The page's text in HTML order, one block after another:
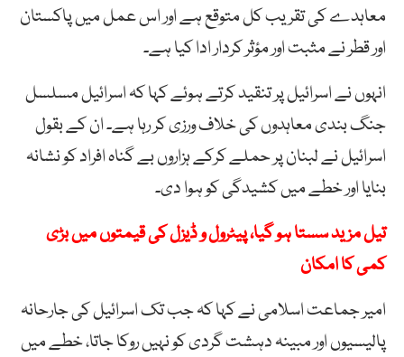
معاہدے کی تقریب کل متوقع ہے اور اس عمل میں پاکستان
اور قطر نے مثبت اور مؤثر کردار ادا کیا ہے۔
انہوں نے اسرائیل پر تنقید کرتے ہوئے کہا کہ اسرائیل مسلسل
جنگ بندی معاہدوں کی خلاف ورزی کر رہا ہے۔ ان کے بقول
اسرائیل نے لبنان پر حملے کرکے ہزاروں بے گناہ افراد کو نشانہ
بنایا اور خطے میں کشیدگی کو ہوا دی۔
تیل مزید سستا ہو گیا، پیٹرول و ڈیزل کی قیمتوں میں بڑی
کمی کا امکان
امیر جماعت اسلامی نے کہا کہ جب تک اسرائیل کی جارحانہ
پالیسیوں اور مبینہ دہشت گردی کو نہیں روکا جاتا، خطے میں